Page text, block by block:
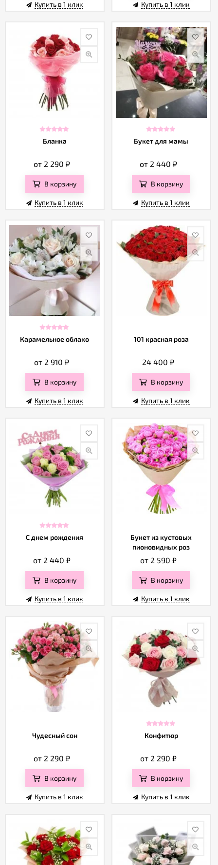
Купить в 1 клик Купить в 1 клик
Бланка
от 2 290 ₽
В корзину
Купить в 1 клик
Букет для мамы
от 2 440 ₽
В корзину
Купить в 1 клик
Карамельное облако
от 2 910₽
В корзину
Купить в 1 клик
101 красная роза
24 400₽
В корзину
Купить в 1 клик
С днем рождения
от 2 440 ₽
В корзину
Купить в 1 клик
Букет из кустовых
пионовидных роз
от 2 590 ₽
В корзину
Купить в 1 клик
Чудесный сон
от 2 290 ₽
В корзину
Купить в 1 клик
Конфитюр
от 2 290 ₽
В корзину
Купить в 1 клик